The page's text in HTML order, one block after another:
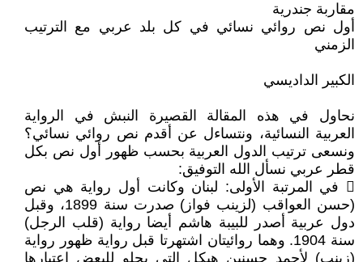
مقاربة جندرية
أول نص روائي نسائي في كل بلد عربي مع الترتيب
الزمني
الكبير الداديسي
نحاول في هذه المقالة القصيرة النبش في الرواية
العربية النسائية، ونتساءل عن أقدم نص روائي نسائي؟
ونسعى ترتيب الدول العربية بحسب ظهور أول نص بكل
قطر عربي نسأل الله التوفيق:
 في المرتبة الأولى: لبنان وكانت أول رواية هي نص
(حسن العواقب (لزينب فواز) صدرت سنة 1899، وقبل
دول عربية أصدر للبيبة هاشم أيضا رواية (قلب الرجل)
سنة 1904. وهما روائيتان اشتهرتا قبل رواية ظهور رواية
(زينب) لأحمد حسنين هيكل التي يحلو للبعض اعتبارها